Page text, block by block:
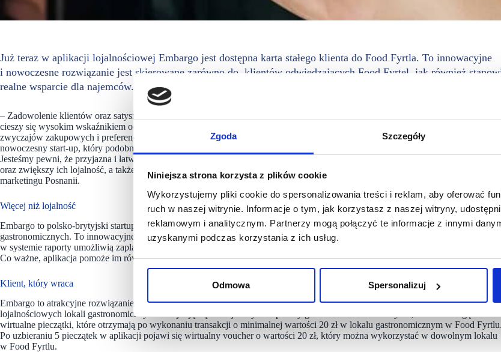
Zgoda Szczegóły
Niniejsza strona korzysta z plików cookie
Wykorzystujemy pliki cookie do spersonalizowania treści i reklam, aby oferować
ruch w naszej witrynie. Informacje o tym, jak korzystasz z naszej witryny,
reklamowym i analitycznym. Partnerzy mogą połączyć te informacje z innymi
uzyskanymi podczas korzystania z ich usług.
Odmowa Spersonalizuj
Już teraz w aplikacji lojalnościowej Embargo jest dostępna karta stałego klienta do Food Fyrtla. To innowacyjne
i nowoczesne rozwiązanie jest skierowane zarówno do klientów odwiedzających Food Fyrtel, jak również
realne wsparcie dla najemców.
– Zadowolenie klientów oraz satysfakcja naszych najemców to dla nas kluczowe wartości. Food Fyrtel od momentu jego otwarcia
cieszy się wysokim wskaźnikiem odwiedzalności, zależało nam jednak na budowaniu lojalności klientów, a także poznawaniu ich
zwyczajów zakupowych i preferencji. Uznaliśmy, że aplikacja lojalnościowa Embargo będzie do tego odpowiednim narzędziem.o
nowoczesny start-up, który podobnie jak Posnania stawia na innowacyjność i odpowiadanie na potrzeby konsumentów i najemców.
Jesteśmy pewni, że przyjazna i łatwa w obsłudze aplikacja Emargo spotka się z pozytywnym odbiorem klientów Food Fyrtla
oraz zwiększy ich lojalność, a także okaże się realnym wsparciem biznesowym dla najemców – mówi Agnieszka Juszkis, dyrektorka
marketingu Posnanii.
Więcej niż lojalność
Embargo to polsko-brytyjski startup technologiczny oferujący aplikację lojalnościową połączoną z systemem CRM dla lokali
gastronomicznych. To innowacyjne narzędzie analityczne, które pozwoli dowiedzieć się, kim są goście Food Fyrtla, a dostępne
w systemie raporty umożliwią zaplanowanie działań marketingowych przekładających się na realne podniesienie rentowności
Co ważne, aplikacja pomoże im również zwiększyć lojalność konsumentów m.in. poprzez dedykowane akcje promocyjne i rabaty.
Klient, który wraca
Embargo to atrakcyjne rozwiązanie nie tylko dla najemców, ale również dla klientów. Aplikacja to portfel dla cyfrowych kart
lojalnościowych lokali gastronomicznych. Znajdują się w niej wszystkie punkty gastronomiczne Food Fyrtla, a klienci mogą zbierać
wirtualne pieczątki, które otrzymają po wykonaniu transakcji o minimalnej wartości 20 zł w lokalu gastronomicznym w Food Fyrtlu.
Po uzbieraniu 5 pieczątek w aplikacji pojawi się wirtualny voucher o wartości 20 zł, który można wykorzystać w dowolnym lokalu
w Food Fyrtlu.